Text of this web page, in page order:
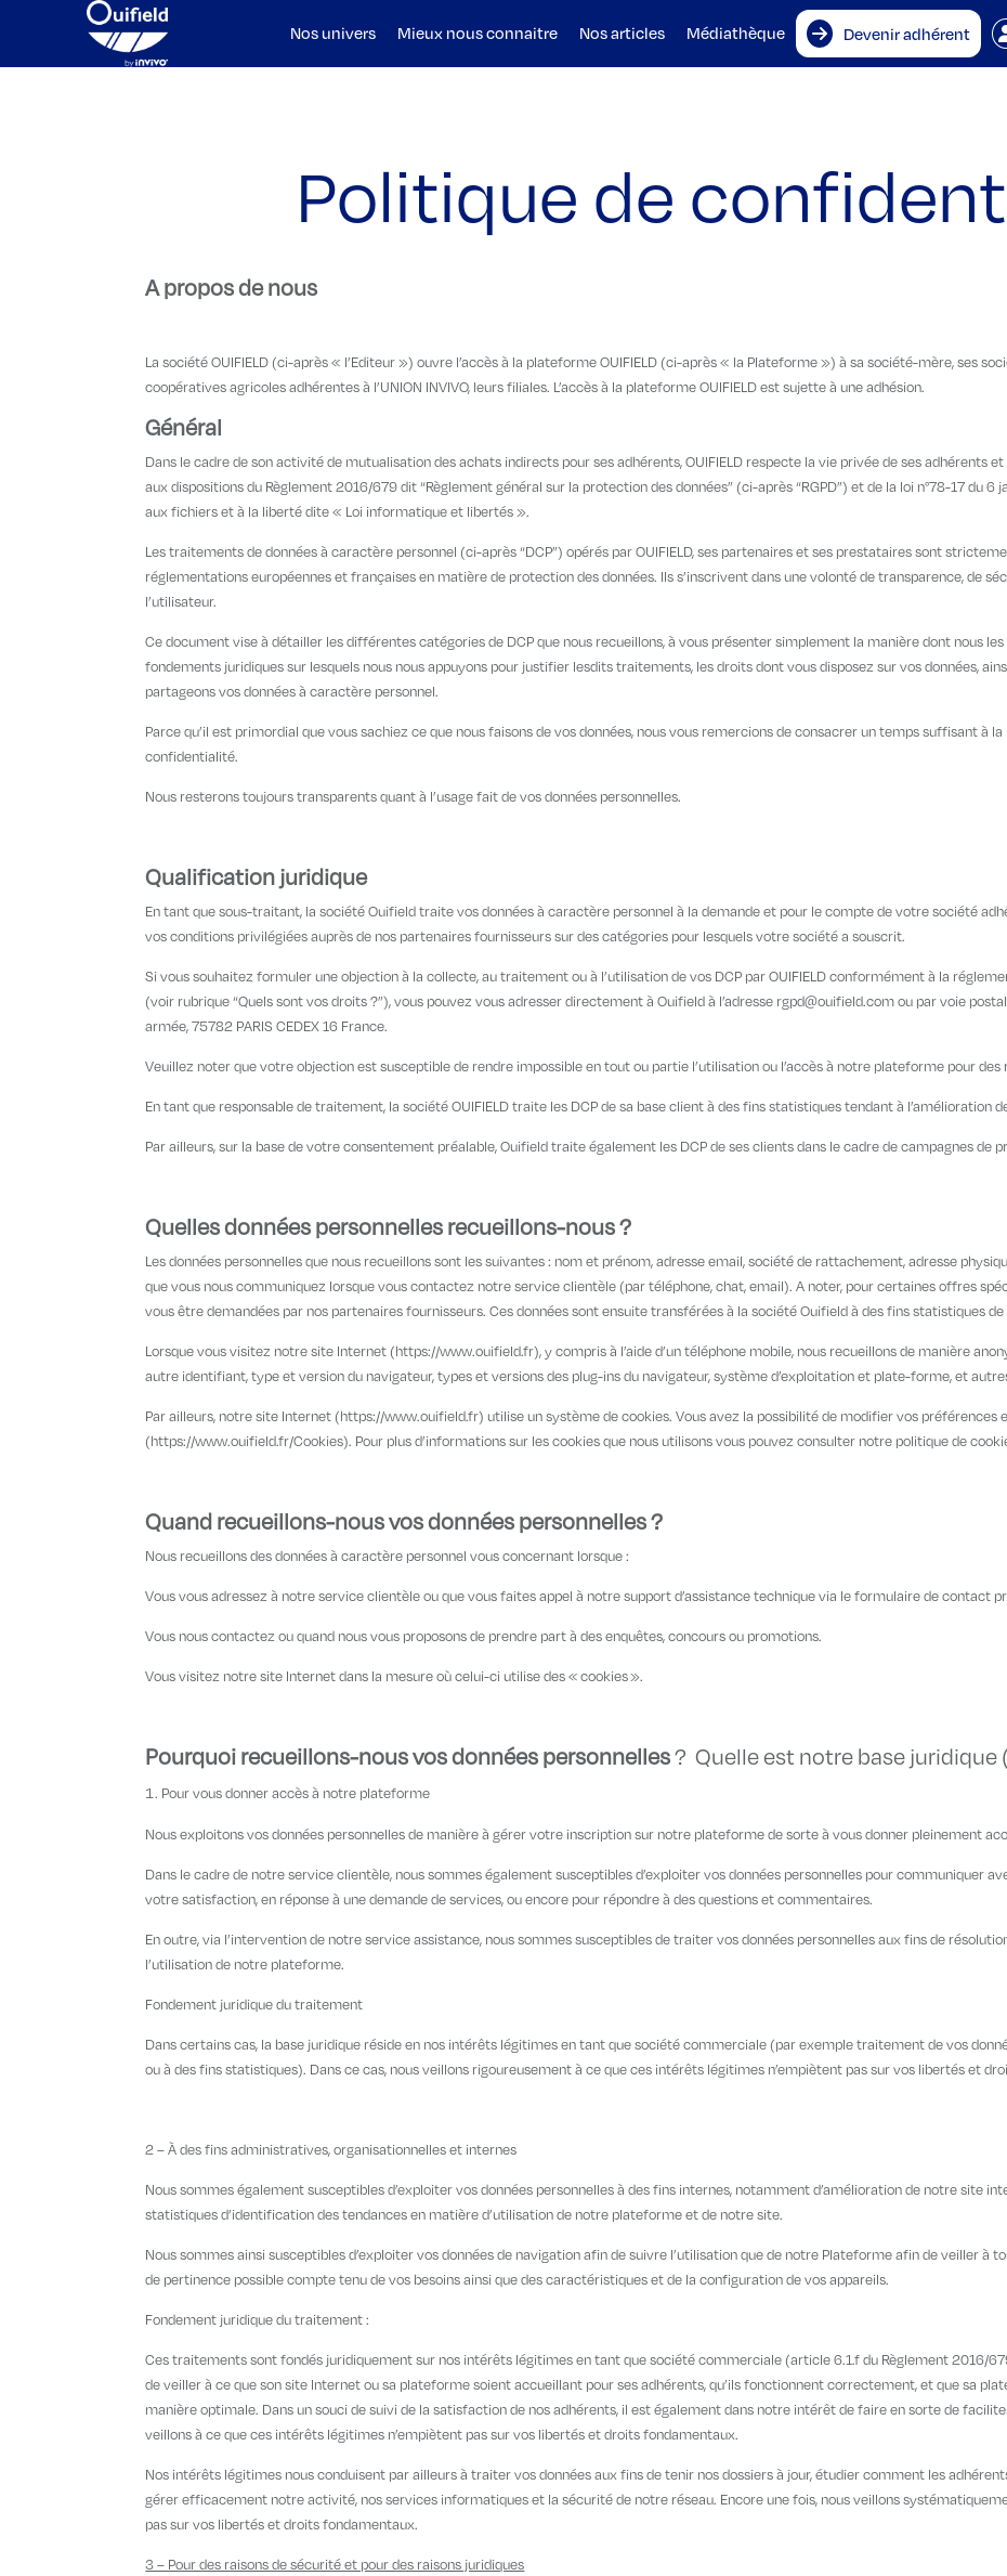
Nos univers Mieux nous connaitre Nos articles Médiathèque Devenir adhérent
Politique de
A propos de nous
La société OUIFIELD (ci-après « l’Editeur ») ouvre l’accès à la plateforme OUIFIELD (ci-après « la Plateforme ») à sa société-mère, ses
coopératives agricoles adhérentes à l’UNION INVIVO, leurs filiales. L’accès à la plateforme OUIFIELD est sujette à une adhésion.
Général
Dans le cadre de son activité de mutualisation des achats indirects pour ses adhérents, OUIFIELD respecte la vie privée de ses adhérents
aux dispositions du Règlement 2016/679 dit “Règlement général sur la protection des données” (ci-après “RGPD”) et de la loi n°78-17 du
aux fichiers et à la liberté dite « Loi informatique et libertés ».
Les traitements de données à caractère personnel (ci-après “DCP”) opérés par OUIFIELD, ses partenaires et ses prestataires sont
réglementations européennes et françaises en matière de protection des données. Ils s’inscrivent dans une volonté de transparence, de
l’utilisateur.
Ce document vise à détailler les différentes catégories de DCP que nous recueillons, à vous présenter simplement la manière dont nous
fondements juridiques sur lesquels nous nous appuyons pour justifier lesdits traitements, les droits dont vous disposez sur vos données,
partageons vos données à caractère personnel.
Parce qu’il est primordial que vous sachiez ce que nous faisons de vos données, nous vous remercions de consacrer un temps suffisant à
confidentialité.
Nous resterons toujours transparents quant à l’usage fait de vos données personnelles.
Qualification juridique
En tant que sous-traitant, la société Ouifield traite vos données à caractère personnel à la demande et pour le compte de votre société
vos conditions privilégiées auprès de nos partenaires fournisseurs sur des catégories pour lesquels votre société a souscrit.
Si vous souhaitez formuler une objection à la collecte, au traitement ou à l’utilisation de vos DCP par OUIFIELD conformément à la
(voir rubrique “Quels sont vos droits ?”), vous pouvez vous adresser directement à Ouifield à l’adresse rgpd@ouifield.com ou par voie
armée, 75782 PARIS CEDEX 16 France.
Veuillez noter que votre objection est susceptible de rendre impossible en tout ou partie l’utilisation ou l’accès à notre plateforme pour des
En tant que responsable de traitement, la société OUIFIELD traite les DCP de sa base client à des fins statistiques tendant à l’amélioration
Par ailleurs, sur la base de votre consentement préalable, Ouifield traite également les DCP de ses clients dans le cadre de campagnes de
Quelles données personnelles recueillons-nous ?
Les données personnelles que nous recueillons sont les suivantes : nom et prénom, adresse email, société de rattachement, adresse
que vous nous communiquez lorsque vous contactez notre service clientèle (par téléphone, chat, email). A noter, pour certaines offres
vous être demandées par nos partenaires fournisseurs. Ces données sont ensuite transférées à la société Ouifield à des fins statistiques
Lorsque vous visitez notre site Internet (https://www.ouifield.fr), y compris à l’aide d’un téléphone mobile, nous recueillons de manière
autre identifiant, type et version du navigateur, types et versions des plug-ins du navigateur, système d’exploitation et plate-forme, et
Par ailleurs, notre site Internet (https://www.ouifield.fr) utilise un système de cookies. Vous avez la possibilité de modifier vos préférences
(https://www.ouifield.fr/Cookies). Pour plus d’informations sur les cookies que nous utilisons vous pouvez consulter notre politique de
Quand recueillons-nous vos données personnelles ?
Nous recueillons des données à caractère personnel vous concernant lorsque :
Vous vous adressez à notre service clientèle ou que vous faites appel à notre support d’assistance technique via le formulaire de contact
Vous nous contactez ou quand nous vous proposons de prendre part à des enquêtes, concours ou promotions.
Vous visitez notre site Internet dans la mesure où celui-ci utilise des « cookies ».
Pourquoi recueillons-nous vos données personnelles? Quelle est notre base juridique
Pour vous donner accès à notre plateforme
Nous exploitons vos données personnelles de manière à gérer votre inscription sur notre plateforme de sorte à vous donner pleinement
Dans le cadre de notre service clientèle, nous sommes également susceptibles d’exploiter vos données personnelles pour communiquer
votre satisfaction, en réponse à une demande de services, ou encore pour répondre à des questions et commentaires.
En outre, via l’intervention de notre service assistance, nous sommes susceptibles de traiter vos données personnelles aux fins de
l’utilisation de notre plateforme.
Fondement juridique du traitement
Dans certains cas, la base juridique réside en nos intérêts légitimes en tant que société commerciale (par exemple traitement de vos
ou à des fins statistiques). Dans ce cas, nous veillons rigoureusement à ce que ces intérêts légitimes n’empiètent pas sur vos libertés et
2 – À des fins administratives, organisationnelles et internes
Nous sommes également susceptibles d’exploiter vos données personnelles à des fins internes, notamment d’amélioration de notre site
statistiques d’identification des tendances en matière d’utilisation de notre plateforme et de notre site.
Nous sommes ainsi susceptibles d’exploiter vos données de navigation afin de suivre l’utilisation que de notre Plateforme afin de veiller à
de pertinence possible compte tenu de vos besoins ainsi que des caractéristiques et de la configuration de vos appareils.
Fondement juridique du traitement :
Ces traitements sont fondés juridiquement sur nos intérêts légitimes en tant que société commerciale (article 6.1.f du Règlement 2016/
de veiller à ce que son site Internet ou sa plateforme soient accueillant pour ses adhérents, qu’ils fonctionnent correctement, et que sa
manière optimale. Dans un souci de suivi de la satisfaction de nos adhérents, il est également dans notre intérêt de faire en sorte de
veillons à ce que ces intérêts légitimes n’empiètent pas sur vos libertés et droits fondamentaux.
Nos intérêts légitimes nous conduisent par ailleurs à traiter vos données aux fins de tenir nos dossiers à jour, étudier comment les
gérer efficacement notre activité, nos services informatiques et la sécurité de notre réseau. Encore une fois, nous veillons
pas sur vos libertés et droits fondamentaux.
3 – Pour des raisons de sécurité et pour des raisons juridiques